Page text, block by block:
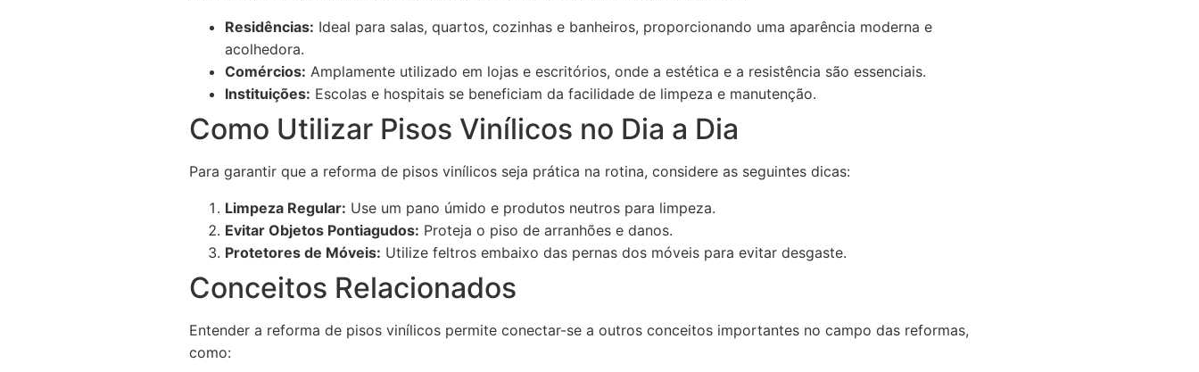
Residências: Ideal para salas, quartos, cozinhas e banheiros, proporcionando uma aparência moderna e
acolhedora.
Comércios: Amplamente utilizado em lojas e escritórios, onde a estética e a resistência são essenciais.
Instituições: Escolas e hospitais se beneficiam da facilidade de limpeza e manutenção.
Como Utilizar Pisos Vinílicos no Dia a Dia
Para garantir que a reforma de pisos vinílicos seja prática na rotina, considere as seguintes dicas:
Limpeza Regular: Use um pano úmido e produtos neutros para limpeza.
Evitar Objetos Pontiagudos: Proteja o piso de arranhões e danos.
Protetores de Móveis: Utilize feltros embaixo das pernas dos móveis para evitar desgaste.
Conceitos Relacionados
Entender a reforma de pisos vinílicos permite conectar-se a outros conceitos importantes no campo das reformas,
como: